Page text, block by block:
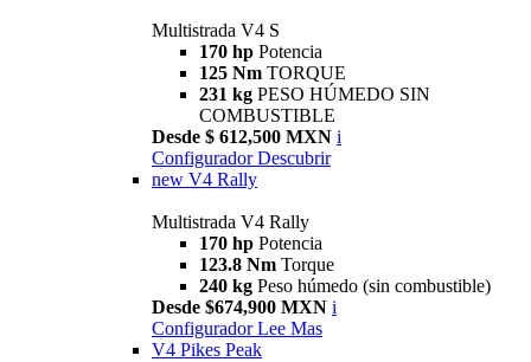
Multistrada V4 S
170 hp Potencia
125 Nm TORQUE
231 kg PESO HÚMEDO SIN
COMBUSTIBLE
Desde $ 612,500 MXN i
Configurador Descubrir
new V4 Rally
Multistrada V4 Rally
170 hp Potencia
123.8 Nm Torque
240 kg Peso húmedo (sin combustible)
Desde $674,900 MXN i
Configurador Lee Mas
V4 Pikes Peak